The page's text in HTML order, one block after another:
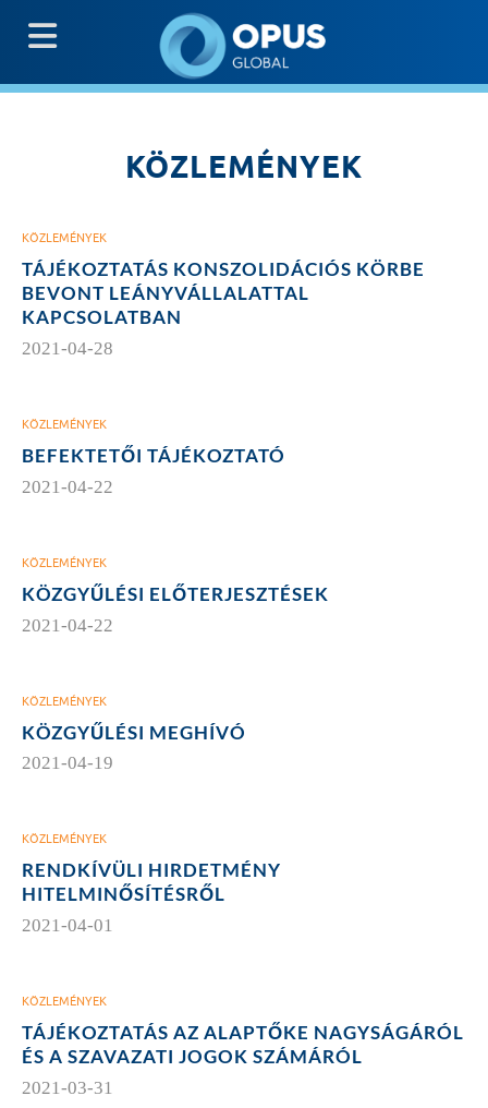
KÖZLEMÉNYEK
KÖZLEMÉNYEK
TÁJÉKOZTATÁS KONSZOLIDÁCIÓS KÖRBE
BEVONT LEÁNYVÁLLALATTAL
KAPCSOLATBAN
2021-04-28
KÖZLEMÉNYEK
BEFEKTETŐI TÁJÉKOZTATÓ
2021-04-22
KÖZLEMÉNYEK
KÖZGYŰLÉSI ELŐTERJESZTÉSEK
2021-04-22
KÖZLEMÉNYEK
KÖZGYŰLÉSI MEGHÍVÓ
2021-04-19
KÖZLEMÉNYEK
RENDKÍVÜLI HIRDETMÉNY
HITELMINŐSÍTÉSRŐL
2021-04-01
KÖZLEMÉNYEK
TÁJÉKOZTATÁS AZ ALAPTŐKE NAGYSÁGÁRÓL
ÉS A SZAVAZATI JOGOK SZÁMÁRÓL
2021-03-31